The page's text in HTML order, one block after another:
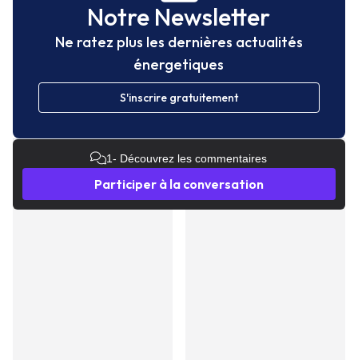
Notre Newsletter
Ne ratez plus les dernières actualités
énergetiques
S'inscrire gratuitement
1- Découvrez les commentaires
Participer à la conversation